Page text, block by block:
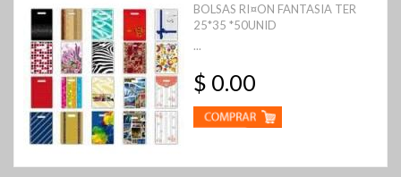
BOLSAS RI¤ON FANTASIA TER
25*35 *50UNID
...
$ 0.00